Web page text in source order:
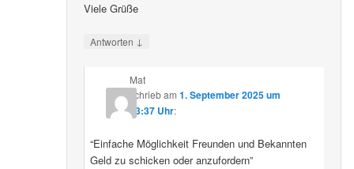
Viele Grüße
Antworten ↓
Mat
schriebam 1. September 2025 um
23:37 Uhr:
“Einfache Möglichkeit Freunden und Bekannten
Geld zu schicken oder anzufordern”